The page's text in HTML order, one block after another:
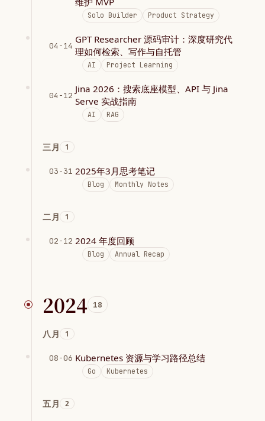
Solo Builder Product Strategy
04-14
GPT Researcher 源码审计：深度研究代
理如何检索、写作与自托管
AI Project Learning
04-12
Jina 2026：搜索底座模型、API 与 Jina
Serve 实战指南
AI RAG
三月 1
03-31 2025年3月思考笔记
Blog Monthly Notes
二月 1
02-12 2024 年度回顾
Blog Annual Recap
2024 18
八月 1
08-06 Kubernetes 资源与学习路径总结
Go Kubernetes
五月 2